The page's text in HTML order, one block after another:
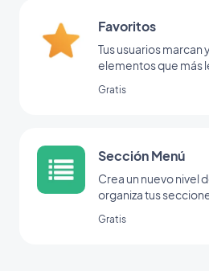
Favoritos
Tus usuarios marcan
elementos que más
Gratis
Sección Menú
Crea un nuevo nivel
organiza tus
Gratis